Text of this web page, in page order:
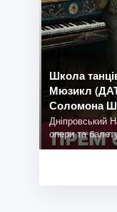
Школа
Мюзикл
Соломона
Дніпровський
опери та